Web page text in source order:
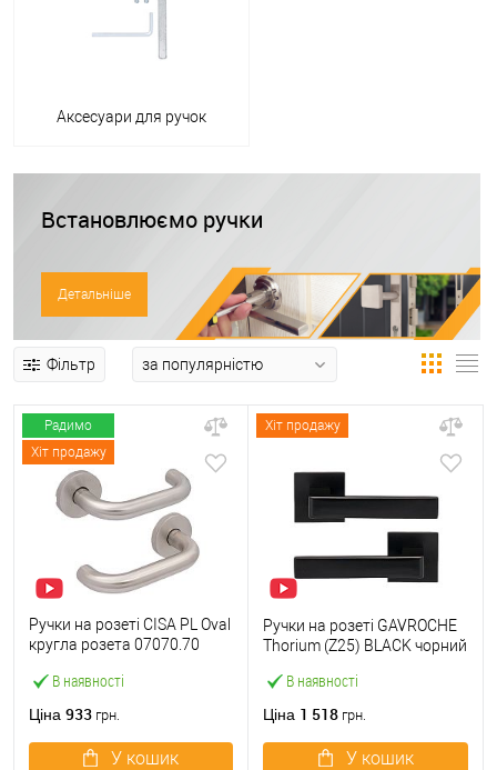
Аксесуари для ручок
Встановлюємо ручки
Детальніше
Фільтр
Радимо
Хіт продажу
В наявності
Ручки на розеті CISA PL Oval
кругла розета 07070.70
Ціна 933 грн.
У кошик
Хіт продажу
В наявності
Ручки на розеті GAVROCHE
Thorium (Z25) BLACK чорний
Ціна 1 518 грн.
У кошик